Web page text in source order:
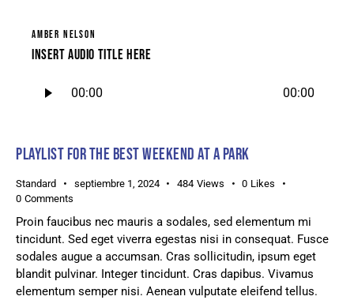
AMBER NELSON
Insert Audio Title Here
00:00 00:00
PLAYLIST FOR THE BEST WEEKEND AT A PARK
Standard septiembre 1, 2024 484 Views 0 Likes
0 Comments
Proin faucibus nec mauris a sodales, sed elementum mi
tincidunt. Sed eget viverra egestas nisi in consequat. Fusce
sodales augue a accumsan. Cras sollicitudin, ipsum eget
blandit pulvinar. Integer tincidunt. Cras dapibus. Vivamus
elementum semper nisi. Aenean vulputate eleifend tellus.